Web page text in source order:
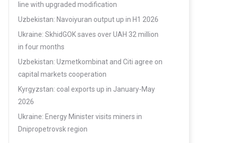
line with upgraded modification
Uzbekistan: Navoiyuran output up in H1 2026
Ukraine: SkhidGOK saves over UAH 32 million
in four months
Uzbekistan: Uzmetkombinat and Citi agree on
capital markets cooperation
Kyrgyzstan: coal exports up in January-May
2026
Ukraine: Energy Minister visits miners in
Dnipropetrovsk region